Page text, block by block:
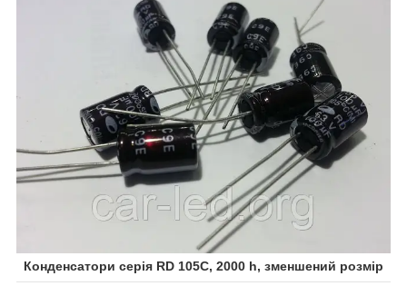
Конденсатори серія RD 105C, 2000 h, зменшений розмір